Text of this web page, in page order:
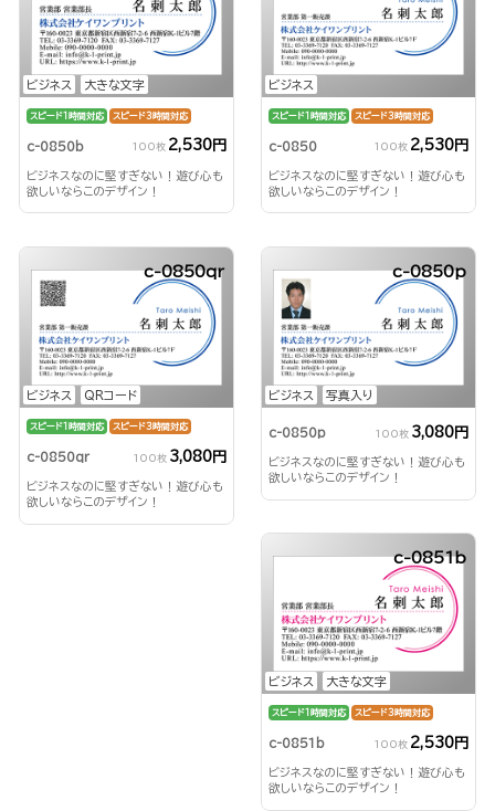
ビジネス 大きな文字
スピード1時間対応 スピード3時間対応
c-0850b 100枚 2,530円
ビジネスなのに堅すぎない！遊び心も
欲しいならこのデザイン！
ビジネス
スピード1時間対応 スピード3時間対応
c-0850 100枚 2,530円
ビジネスなのに堅すぎない！遊び心も
欲しいならこのデザイン！
ビジネス QRコード
c-0850qr
スピード1時間対応 スピード3時間対応
c-0850qr 100枚 3,080円
ビジネスなのに堅すぎない！遊び心も
欲しいならこのデザイン！
ビジネス 写真入り
c-0850p
c-0850p 100枚 3,080円
ビジネスなのに堅すぎない！遊び心も
欲しいならこのデザイン！
ビジネス 大きな文字
c-0851b
スピード1時間対応 スピード3時間対応
c-0851b 100枚 2,530円
ビジネスなのに堅すぎない！遊び心も
欲しいならこのデザイン！